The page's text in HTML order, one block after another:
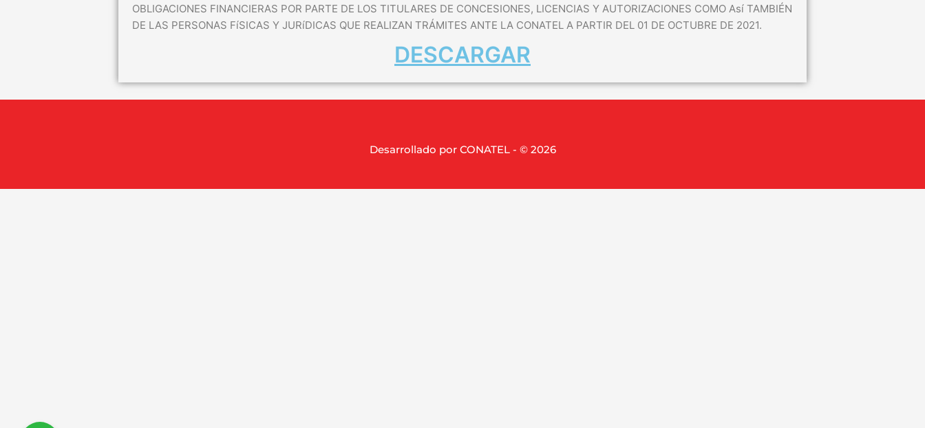
OBLIGACIONES FINANCIERAS POR PARTE DE LOS TITULARES DE CONCESIONES, LICENCIAS Y AUTORIZACIONES COMO Así TAMBIÉN
DE LAS PERSONAS FíSICAS Y JURíDICAS QUE REALIZAN TRÁMITES ANTE LA CONATEL A PARTIR DEL 01 DE OCTUBRE DE 2021.
DESCARGAR
Desarrollado por CONATEL - © 2026